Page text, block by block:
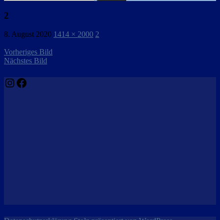
nach:
2
8. August 2020 1414 × 2000 2
Vorheriges Bild
Nächstes Bild
Instagram
Facebook